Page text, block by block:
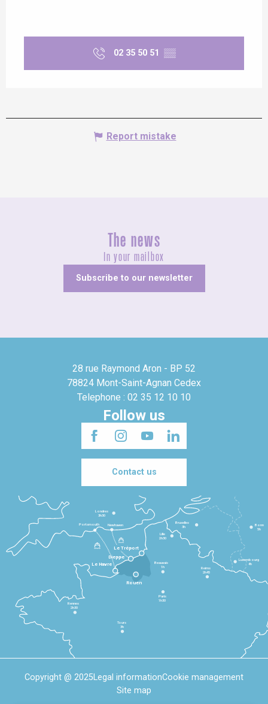
02 35 50 51 ▒▒
Report mistake
The news
In your mailbox
Subscribe to our newsletter
28 rue Raymond Aron - BP 52
78824 Mont-Saint-Agnan Cedex
Telephone : 02 35 12 10 10
Follow us
Contact us
Le Havre
Dieppe
Le Tréport
Rennes
2h30
Tours
3h
Paris
1h30
Beauvais
1h
Reims
2h45
Lille
2h30
Bruxelles
3h
Londres
3h30
Newhaven
Portsmouth
Bonn
5h
Luxembourg
4h
Rouen
Copyright @ 2025Legal informationCookie management
Site map